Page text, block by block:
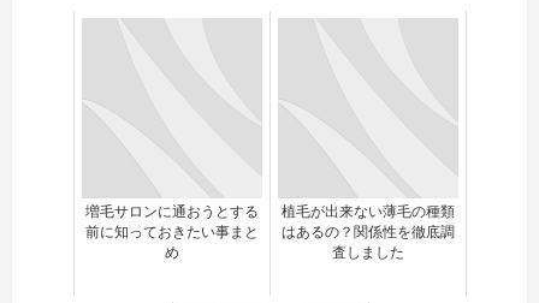
増毛サロンに通おうとする
前に知っておきたい事まと
め
植毛が出来ない薄毛の種類
はあるの？関係性を徹底調
査しました